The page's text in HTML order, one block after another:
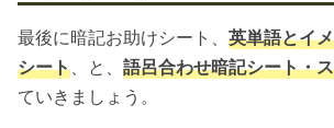
最後に暗記お助けシート、 英単語とイ
シート、と、 語呂合わせ暗記シート・
ていきましょう。